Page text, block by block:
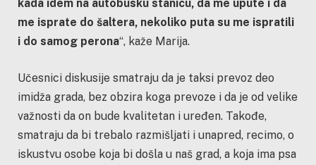
kada idem na autobusku stanicu, da me upute i da
me isprate do šaltera, nekoliko puta su me ispratili
i do samog perona“, kaže Marija.
Učesnici diskusije smatraju da je taksi prevoz deo
imidža grada, bez obzira koga prevoze i da je od velike
važnosti da on bude kvalitetan i uređen. Takođe,
smatraju da bi trebalo razmišljati i unapred, recimo, o
iskustvu osobe koja bi došla u naš grad, a koja ima psa